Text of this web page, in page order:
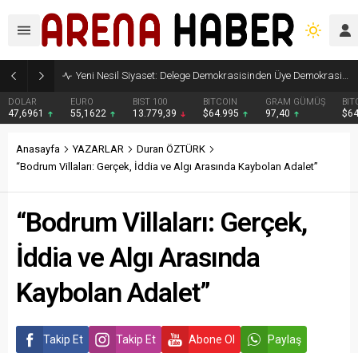
Yeni Nesil Siyaset: Delege Demokrasisinden Üye Demokrasisine
DOLAR
47,6961
EURO
55,1622
BIST 100
13.779,39
BITCOIN
$64.995
GRAM GÜMÜŞ
97,40
Anasayfa YAZARLAR
Duran ÖZTÜRK
“Bodrum Villaları: Gerçek, İddia ve Algı Arasında Kaybolan Adalet”
“Bodrum Villaları: Gerçek,
İddia ve Algı Arasında
Kaybolan Adalet”
Takip Et Takip Et Abone Ol Paylaş